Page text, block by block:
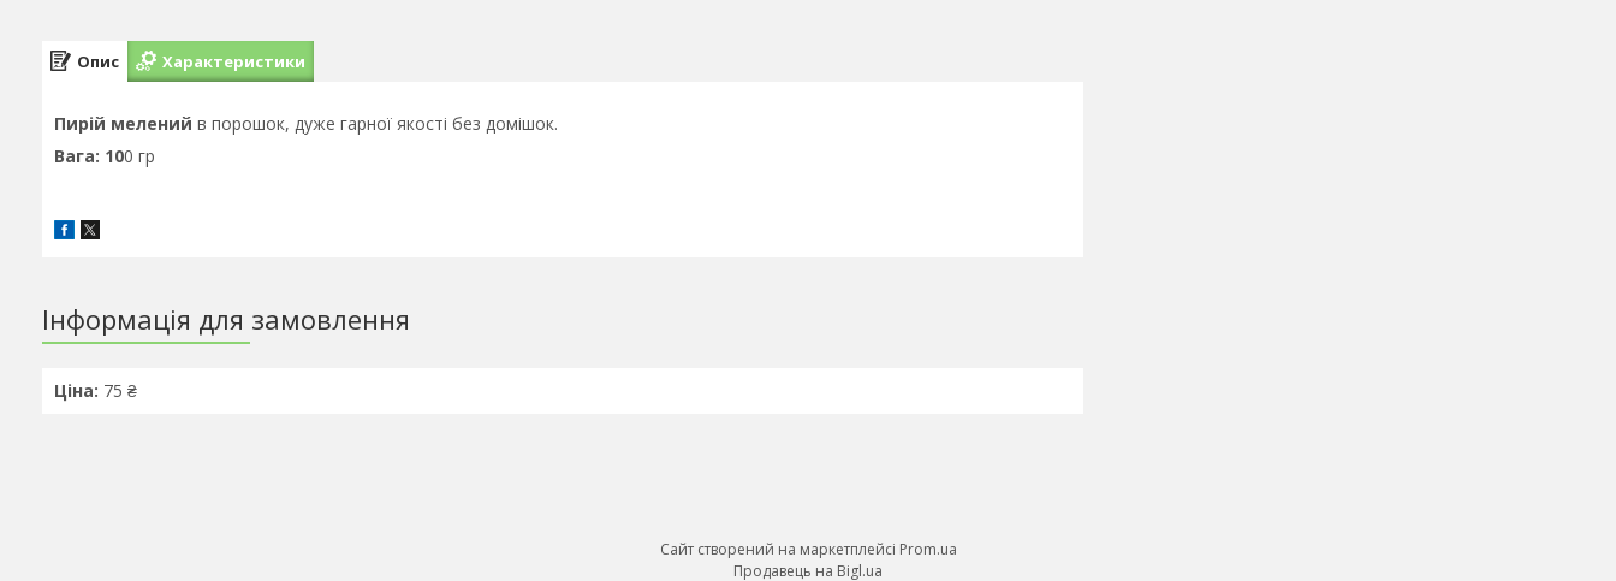
Опис Характеристики
Пирій мелений в порошок, дуже гарної якості без домішок.
Вага: 100 гр
Інформація для замовлення
Ціна: 75 ₴
Сайт створений на маркетплейсі Prom.ua
Продавець на Bigl.ua